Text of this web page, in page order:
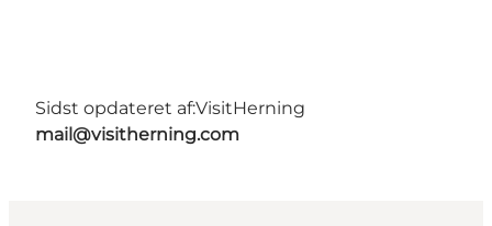
Sidst opdateret af:VisitHerning
mail@visitherning.com